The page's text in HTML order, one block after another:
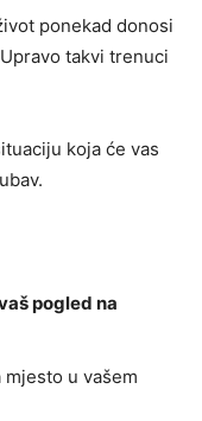
ponekad donosi
takvi trenuci
koja će vas
pogled na
u vašem